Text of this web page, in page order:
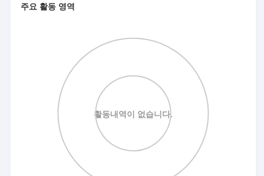
주요 활동 영역